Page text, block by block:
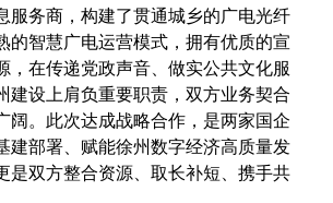
服务商，构建了贯通城乡的广电光纤
的智慧广电运营模式，拥有优质的宣
，在传递党政声音、做实公共文化服
建设上肩负重要职责，双方业务契合
阔。此次达成战略合作，是两家国企
建部署、赋能徐州数字经济高质量发
是双方整合资源、取长补短、携手共